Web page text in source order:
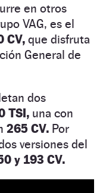
en otros
VAG, es el
CV, que disfruta
General de
dos
TSI, una con
265 CV. Por
versiones del
y 193 CV.